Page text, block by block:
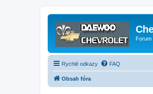
Forum
Rychlé odkazy FAQ
Obsah fóra